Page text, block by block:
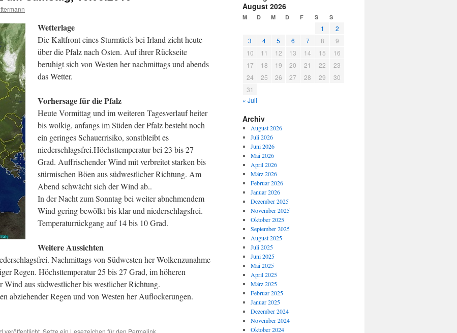
Wetterlage
Die Kaltfront eines Sturmtiefs bei Irland zieht heute
über die Pfalz nach Osten. Auf ihrer Rückseite
beruhigt sich von Westen her nachmittags und abends
das Wetter.
Vorhersage für die Pfalz
Heute Vormittag und im weiteren Tagesverlauf heiter
bis wolkig, anfangs im Süden der Pfalz besteht noch
ein geringes Schauerrisiko, sonstbleibt es
niederschlagsfrei.Höchsttemperatur bei 23 bis 27
Grad. Auffrischender Wind mit verbreitet starken bis
stürmischen Böen aus südwestlicher Richtung. Am
Abend schwächt sich der Wind ab..
In der Nacht zum Sonntag bei weiter abnehmendem
Wind gering bewölkt bis klar und niederschlagsfrei.
Temperaturrückgang auf 14 bis 10 Grad.
Weitere Aussichten
Nachmittags von Südwesten her Wolkenzunahme
Regen. Höchsttemperatur 25 bis 27 Grad, im höheren
aus südwestlicher bis westlicher Richtung.
abziehender Regen und von Westen her Auflockerungen.
veröffentlicht. Setze ein Lesezeichen für den Permalink.
August 2026
M D M D F S S
1
2
3
4 5 6 7 8
9
10
11 12 13 14 15
16
17
18 19 20 21 22
23
24
25 26 27 28 29
30
31
« Juli
Archiv
August 2026
Juli 2026
Juni 2026
Mai 2026
April 2026
März 2026
Februar 2026
Januar 2026
Dezember 2025
November 2025
Oktober 2025
September 2025
August 2025
Juli 2025
Juni 2025
Mai 2025
April 2025
März 2025
Februar 2025
Januar 2025
Dezember 2024
November 2024
Oktober 2024